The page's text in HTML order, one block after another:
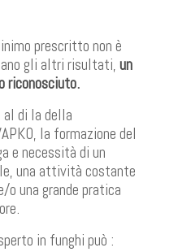
prescritto non è
gli altri risultati, un
riconosciuto.
al di la della
la formazione del
e necessità di un
una attività costante
o una grande pratica
in funghi può :